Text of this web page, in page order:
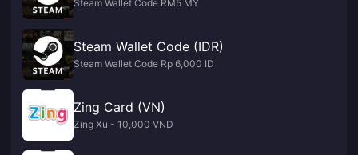
Steam Wallet Code RM5 MY
Steam Wallet Code (IDR)
Steam Wallet Code Rp 6,000 ID
Zing Card (VN)
Zing Xu - 10,000 VND